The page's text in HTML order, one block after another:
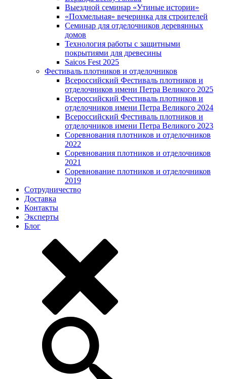
Выездной семинар «Утиные истории»
«Похмельная» вечеринка для строителей
Семинар для отделочников деревянных
домов
Технология работы с защитными
покрытиями для древесины
Saicos Fest 2025
Фестиваль плотников и отделочников
Всероссийский Фестиваль плотников и
отделочников имени Петра Великого 2025
Всероссийский Фестиваль плотников и
отделочников имени Петра Великого 2024
Всероссийский Фестиваль плотников и
отделочников имени Петра Великого 2023
Соревнования плотников и отделочников
2022
Соревнования плотников и отделочников
2021
Соревнование плотников и отделочников
2019
Сотрудничество
Доставка
Контакты
Эксперты
Блог